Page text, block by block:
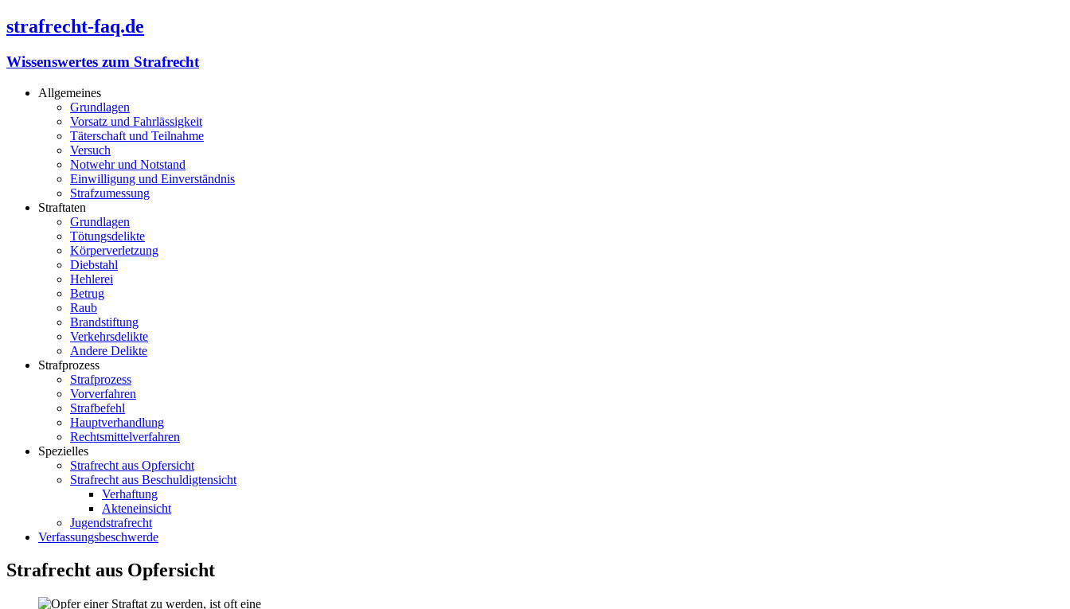
strafrecht-faq.de
Wissenswertes zum Strafrecht
Allgemeines
Grundlagen
Vorsatz und Fahrlässigkeit
Täterschaft und Teilnahme
Versuch
Notwehr und Notstand
Einwilligung und Einverständnis
Strafzumessung
Straftaten
Grundlagen
Tötungsdelikte
Körperverletzung
Diebstahl
Hehlerei
Betrug
Raub
Brandstiftung
Verkehrsdelikte
Andere Delikte
Strafprozess
Strafprozess
Vorverfahren
Strafbefehl
Hauptverhandlung
Rechtsmittelverfahren
Spezielles
Strafrecht aus Opfersicht
Strafrecht aus Beschuldigtensicht
Verhaftung
Akteneinsicht
Jugendstrafrecht
Verfassungsbeschwerde
Strafrecht aus Opfersicht